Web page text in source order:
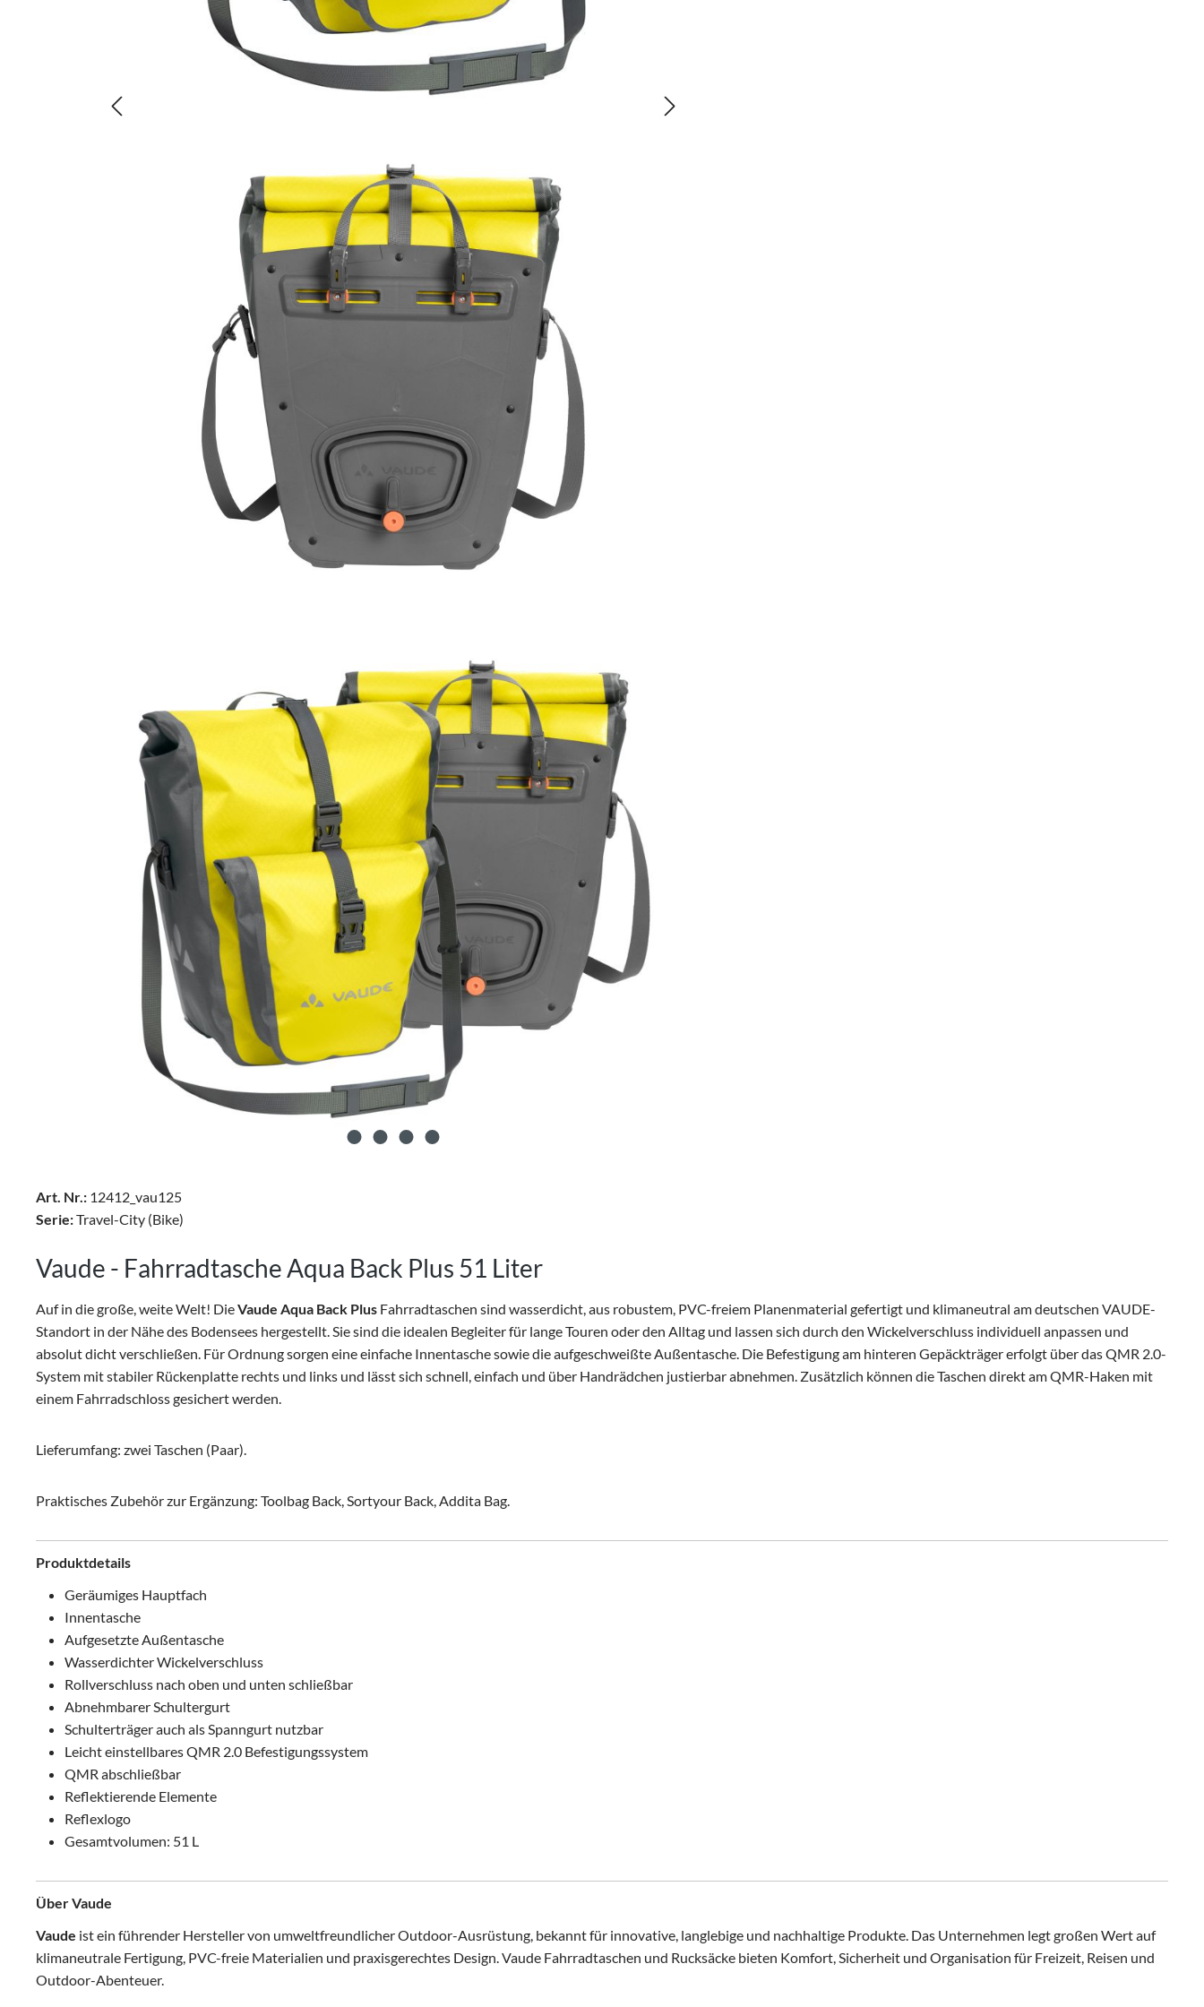
Art. Nr.: 12412_vau125
Serie:Travel-City (Bike)
Vaude - Fahrradtasche Aqua Back Plus 51 Liter
Auf in die große, weite Welt! DieVaude Aqua Back Plus Fahrradtaschen sind wasserdicht, aus robustem, PVC-freiem Planenmaterial gefertigt und klimaneutral am deutschen VAUDE-
Standort in der Nähe des Bodensees hergestellt. Sie sind die idealen Begleiter für lange Touren oder den Alltag und lassen sich durch den Wickelverschluss individuell anpassen und
absolut dicht verschließen. Für Ordnung sorgen eine einfache Innentasche sowie die aufgeschweißte Außentasche. Die Befestigung am hinteren Gepäckträger erfolgt über das QMR 2.0-
System mit stabiler Rückenplatte rechts und links und lässt sich schnell, einfach und über Handrädchen justierbar abnehmen. Zusätzlich können die Taschen direkt am QMR-Haken mit
einem Fahrradschloss gesichert werden.
Lieferumfang: zwei Taschen (Paar).
Praktisches Zubehör zur Ergänzung: Toolbag Back, Sortyour Back, Addita Bag.
Produktdetails
Geräumiges Hauptfach
Innentasche
Aufgesetzte Außentasche
Wasserdichter Wickelverschluss
Rollverschluss nach oben und unten schließbar
Abnehmbarer Schultergurt
Schulterträger auch als Spanngurt nutzbar
Leicht einstellbares QMR 2.0 Befestigungssystem
QMR abschließbar
Reflektierende Elemente
Reflexlogo
Gesamtvolumen: 51 L
Über Vaude
Vaude ist ein führender Hersteller von umweltfreundlicher Outdoor-Ausrüstung, bekannt für innovative, langlebige und nachhaltige Produkte. Das Unternehmen legt großen Wert auf
klimaneutrale Fertigung, PVC-freie Materialien und praxisgerechtes Design. Vaude Fahrradtaschen und Rucksäcke bieten Komfort, Sicherheit und Organisation für Freizeit, Reisen und
Outdoor-Abenteuer.